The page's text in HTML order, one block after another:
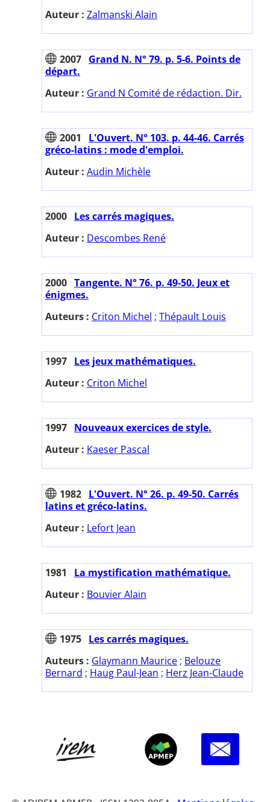
Auteur : Zalmanski Alain
2007 Grand N. N° 79. p. 5-6. Points de
départ.
Auteur : Grand N Comité de rédaction. Dir.
2001
L'Ouvert. N° 103. p. 44-46. Carrés
gréco-latins : mode d'emploi.
Auteur : Audin Michèle
2000 Les carrés magiques.
Auteur : Descombes René
2000 Tangente. N° 76. p. 49-50. Jeux et
énigmes.
Auteurs : Criton Michel ; Thépault Louis
1997 Les jeux mathématiques.
Auteur : Criton Michel
1997 Nouveaux exercices de style.
Auteur : Kaeser Pascal
1982 L'Ouvert. N° 26. p. 49-50. Carrés
latins et gréco-latins.
Auteur : Lefort Jean
1981
La mystification mathématique.
Auteur : Bouvier Alain
1975 Les carrés magiques.
Auteurs : Glaymann Maurice ; Belouze
Bernard ; Haug Paul-Jean ; Herz Jean-Claude